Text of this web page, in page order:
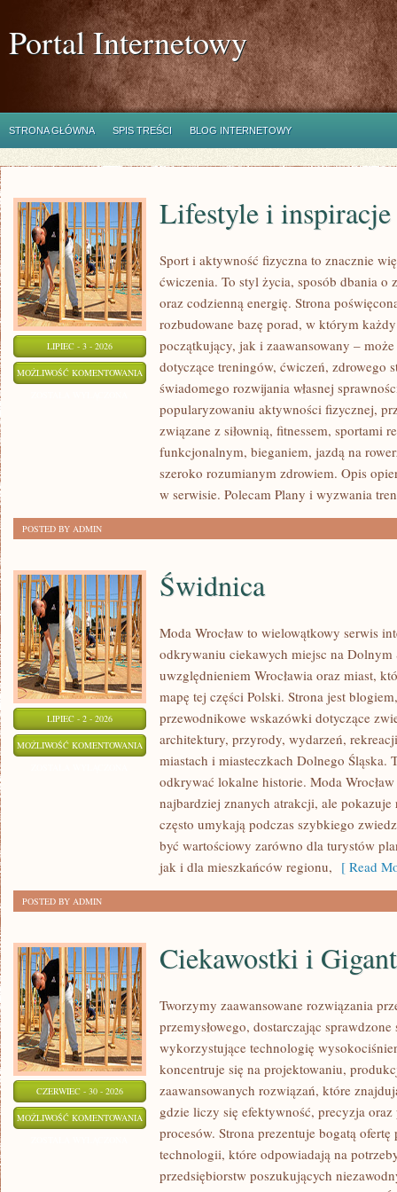
Portal Internetowy
STRONA GŁÓWNA SPIS TREŚCI BLOG INTERNETOWY
LIPIEC - 3 - 2026
MOŻLIWOŚĆ KOMENTOWANIA LIFESTYLE
INSPIRACJE
Lifestyle i inspiracje
Sport i aktywność fizyczna to znacznie
ćwiczenia. To styl życia, sposób dbania o
oraz codzienną energię. Strona
rozbudowane bazę porad, w którym
początkujący, jak i zaawansowany –
dotyczące treningów, ćwiczeń, zdrowego
świadomego rozwijania własnej
popularyzowaniu aktywności fizycznej,
związane z siłownią, fitnessem, sportami
funkcjonalnym, bieganiem, jazdą na
szeroko rozumianym zdrowiem. Opis
w serwisie. Polecam Plany i wyzwania
POSTED BY ADMIN
LIPIEC - 2 - 2026
MOŻLIWOŚĆ KOMENTOWANIA ŚWIDNICA
Świdnica
Moda Wrocław to wielowątkowy serwis
odkrywaniu ciekawych miejsc na Dolnym
uwzględnieniem Wrocławia oraz miast,
mapę tej części Polski. Strona jest
przewodnikowe wskazówki dotyczące
architektury, przyrody, wydarzeń,
miastach i miasteczkach Dolnego Śląska.
odkrywać lokalne historie. Moda
najbardziej znanych atrakcji, ale
często umykają podczas szybkiego
być wartościowy zarówno dla turystów
jak i dla mieszkańców regionu, [ Read
POSTED BY ADMIN
CZERWIEC - 30 - 2026
MOŻLIWOŚĆ KOMENTOWANIA CIEKAWOSTKI
GIGANTY
ŚWIATA
Ciekawostki i
Tworzymy zaawansowane rozwiązania
przemysłowego, dostarczając
wykorzystujące technologię
koncentruje się na projektowaniu,
zaawansowanych rozwiązań, które
gdzie liczy się efektywność, precyzja
procesów. Strona prezentuje bogatą ofertę
technologii, które odpowiadają na
przedsiębiorstw poszukujących